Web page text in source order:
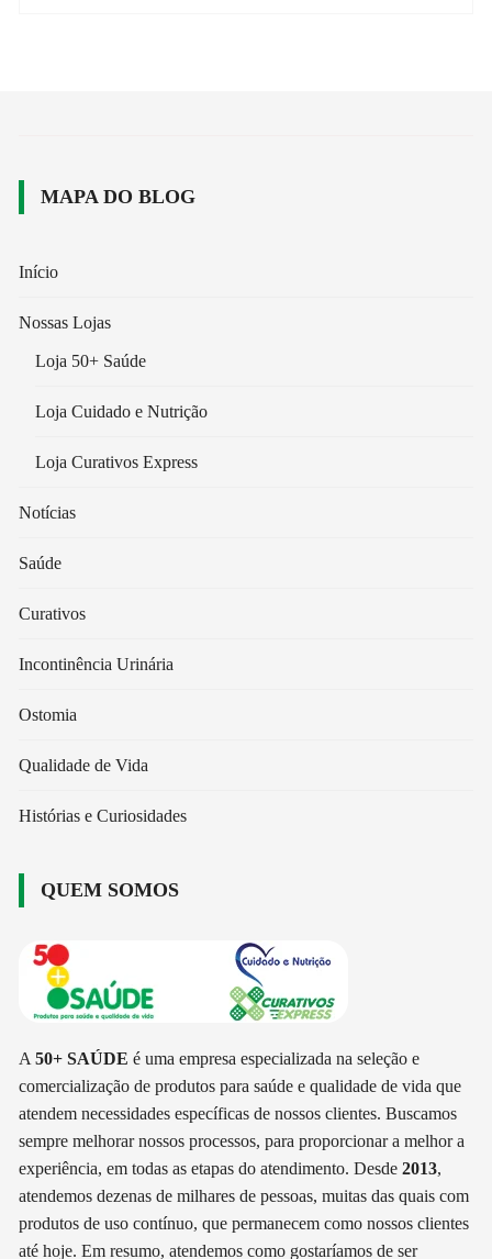
MAPA DO BLOG
Início
Nossas Lojas
Loja 50+ Saúde
Loja Cuidado e Nutrição
Loja Curativos Express
Notícias
Saúde
Curativos
Incontinência Urinária
Ostomia
Qualidade de Vida
Histórias e Curiosidades
QUEM SOMOS
A50+ SAÚDE é uma empresa especializada na seleção e
comercialização de produtos para saúde e qualidade de vida que
atendem necessidades específicas de nossos clientes. Buscamos
sempre melhorar nossos processos, para proporcionar a melhor a
experiência, em todas as etapas do atendimento. Desde2013,
atendemos dezenas de milhares de pessoas, muitas das quais com
produtos de uso contínuo, que permanecem como nossos clientes
até hoje. Em resumo, atendemos como gostaríamos de ser